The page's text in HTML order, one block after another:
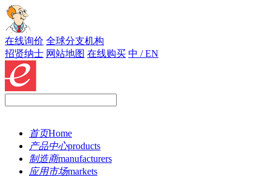
在线询价 全球分支机构
招贤纳士 网站地图 在线购买 中 / EN
首页Home
产品中心products
制造商manufacturers
应用市场markets